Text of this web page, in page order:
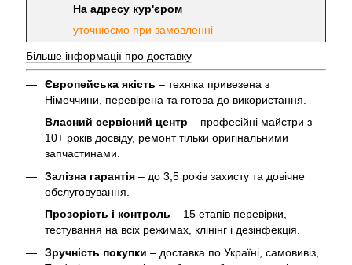
На адресу кур'єром
уточнюємо при замовленні
Більше інформації про доставку
Європейська якість – техніка привезена з
Німеччини, перевірена та готова до використання.
Власний сервісний центр – професійні майстри з
10+ років досвіду, ремонт тільки оригінальними
запчастинами.
Залізна гарантія – до 3,5 років захисту та довічне
обслуговування.
Прозорість і контроль – 15 етапів перевірки,
тестування на всіх режимах, клінінг і дезінфекція.
Зручність покупки – доставка по Україні, самовивіз,